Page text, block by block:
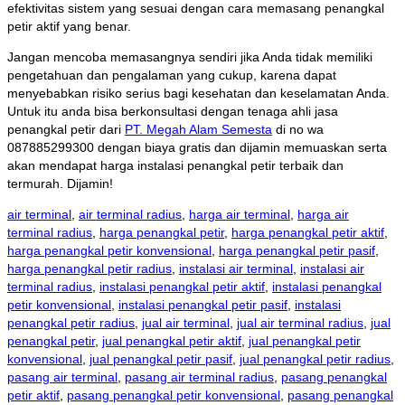
efektivitas sistem yang sesuai dengan cara memasang penangkal
petir aktif yang benar.
Jangan mencoba memasangnya sendiri jika Anda tidak memiliki
pengetahuan dan pengalaman yang cukup, karena dapat
menyebabkan risiko serius bagi kesehatan dan keselamatan Anda.
Untuk itu anda bisa berkonsultasi dengan tenaga ahli jasa
penangkal petir dari PT. Megah Alam Semesta di no wa
087885299300 dengan biaya gratis dan dijamin memuaskan serta
akan mendapat harga instalasi penangkal petir terbaik dan
termurah. Dijamin!
air terminal air terminal radius harga air terminal harga air
terminal radius harga penangkal petir, harga penangkal petir aktif
harga penangkal petir konvensional harga penangkal petir pasif
harga penangkal petir radius instalasi air terminal instalasi air
terminal radius instalasi penangkal petir aktif instalasi penangkal
petir konvensional instalasi penangkal petir pasif instalasi
penangkal petir radius jual air terminal jual air terminal radius jual
penangkal petir, jual penangkal petir aktif jual penangkal petir
konvensional jual penangkal petir pasif jual penangkal petir radius
pasang air terminal pasang air terminal radius pasang penangkal
petir aktif pasang penangkal petir konvensional pasang penangkal